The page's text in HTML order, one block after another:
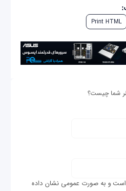
Print HTML
شما چیست؟
و به صورت عمومی نشان داده